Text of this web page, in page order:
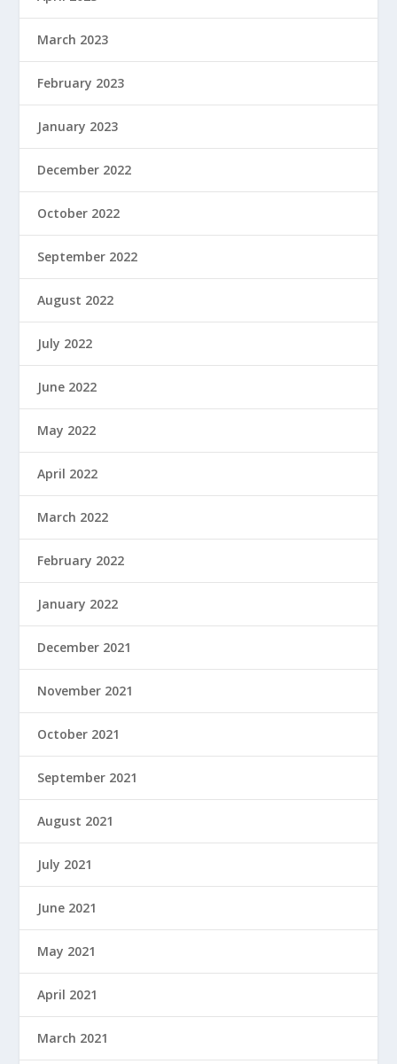
March 2023
February 2023
January 2023
December 2022
October 2022
September 2022
August 2022
July 2022
June 2022
May 2022
April 2022
March 2022
February 2022
January 2022
December 2021
November 2021
October 2021
September 2021
August 2021
July 2021
June 2021
May 2021
April 2021
March 2021